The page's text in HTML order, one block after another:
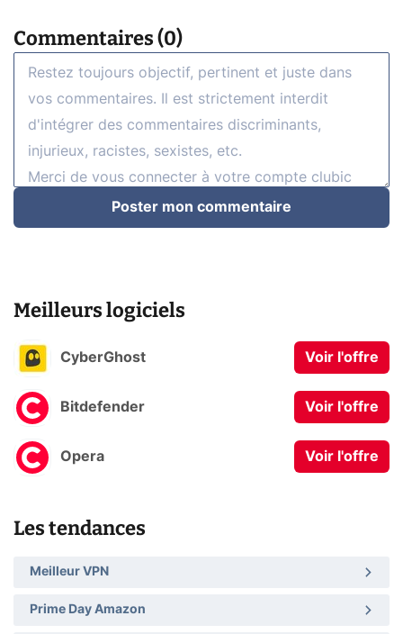
Commentaires (0)
Poster mon commentaire
Meilleurs logiciels
CyberGhost Voir l'offre
Bitdefender Voir l'offre
Opera Voir l'offre
Les tendances
Meilleur VPN
Prime Day Amazon